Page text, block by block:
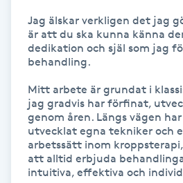
Kroppspeeling
Kärlbehandling
Laserbehandling
Jag älskar verkligen det jag
är att du ska kunna känna
dedikation och själ som jag
behandling.
Mitt arbete är grundat i
jag gradvis har förfinat,
genom åren. Längs vägen
utvecklat egna tekniker och
arbetssätt inom
att alltid erbjuda
intuitiva, effektiva och